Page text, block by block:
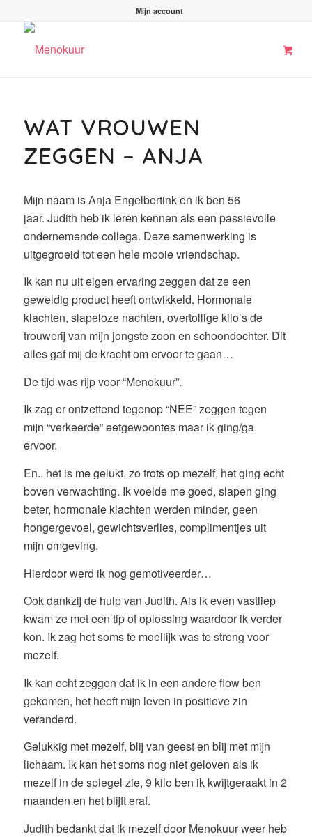
Mijn account
WAT VROUWEN
ZEGGEN – ANJA
Mijn naam is Anja Engelbertink en ik ben 56
jaar. Judith heb ik leren kennen als een passievolle
ondernemende collega. Deze samenwerking is
uitgegroeid tot een hele mooie vriendschap.
Ik kan nu uit eigen ervaring zeggen dat ze een
geweldig product heeft ontwikkeld. Hormonale
klachten, slapeloze nachten, overtollige kilo’s de
trouwerij van mijn jongste zoon en schoondochter. Dit
alles gaf mij de kracht om ervoor te gaan…
De tijd was rijp voor “Menokuur”.
Ik zag er ontzettend tegenop “NEE” zeggen tegen
mijn “verkeerde” eetgewoontes maar ik ging/ga
ervoor.
En.. het is me gelukt, zo trots op mezelf, het ging echt
boven verwachting. Ik voelde me goed, slapen ging
beter, hormonale klachten werden minder, geen
hongergevoel, gewichtsverlies, complimentjes uit
mijn omgeving.
Hierdoor werd ik nog gemotiveerder…
Ook dankzij de hulp van Judith. Als ik even vastliep
kwam ze met een tip of oplossing waardoor ik verder
kon. Ik zag het soms te moeilijk was te streng voor
mezelf.
Ik kan echt zeggen dat ik in een andere flow ben
gekomen, het heeft mijn leven in positieve zin
veranderd.
Gelukkig met mezelf, blij van geest en blij met mijn
lichaam. Ik kan het soms nog niet geloven als ik
mezelf in de spiegel zie, 9 kilo ben ik kwijtgeraakt in 2
maanden en het blijft eraf.
Judith bedankt dat ik mezelf door Menokuur weer heb